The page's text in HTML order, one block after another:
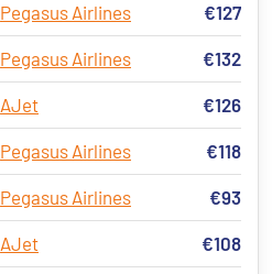
Pegasus Airlines €127
Pegasus Airlines €132
AJet €126
Pegasus Airlines €118
Pegasus Airlines €93
AJet €108